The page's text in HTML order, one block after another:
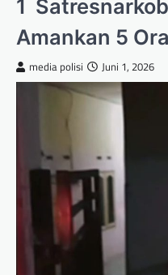
1
Amankan 5
media polisi Juni 1, 2026